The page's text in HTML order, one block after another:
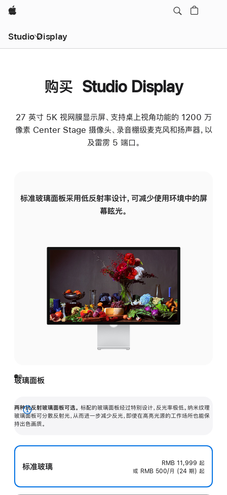
Apple
Studio Display
购买 Studio Display
27 英寸 5K 视网膜显示屏、支持桌上视角功能的 1200 万
像素 Center Stage 摄像头、录音棚级麦克风和扬声器，以
及雷雳 5 端口。
标准玻璃面板采用低反射率设计，可减少使用环境中的屏
幕眩光。
玻璃面板
两种抗反射玻璃面板可选。 标配的玻璃面板经过特别设计，反光率极低。纳米纹理
玻璃面板可分散反射光，从而进一步减少反光，即使在高亮光源的工作场所也能保
持出色画质。
展
开
标准玻璃 RMB 11,999 起
或 RMB 500/月 (24 期) 起